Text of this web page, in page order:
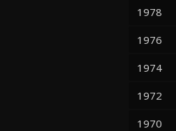
1978
1976
1974
1972
1970